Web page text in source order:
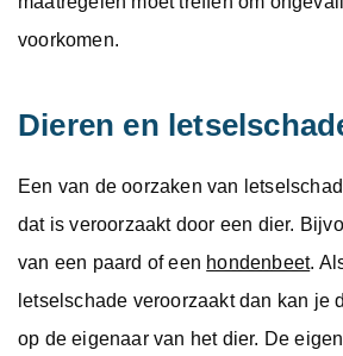
voorkomen.
Dieren en
Een van de oorzaken van
dat is veroorzaakt door een dier.
van een paard of een hondenbeet.
letselschade veroorzaakt dan kan je
op de eigenaar van het dier. De